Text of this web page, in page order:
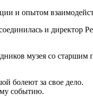
и опытом
и директор
музея со
болеют за свое дело.
событию.